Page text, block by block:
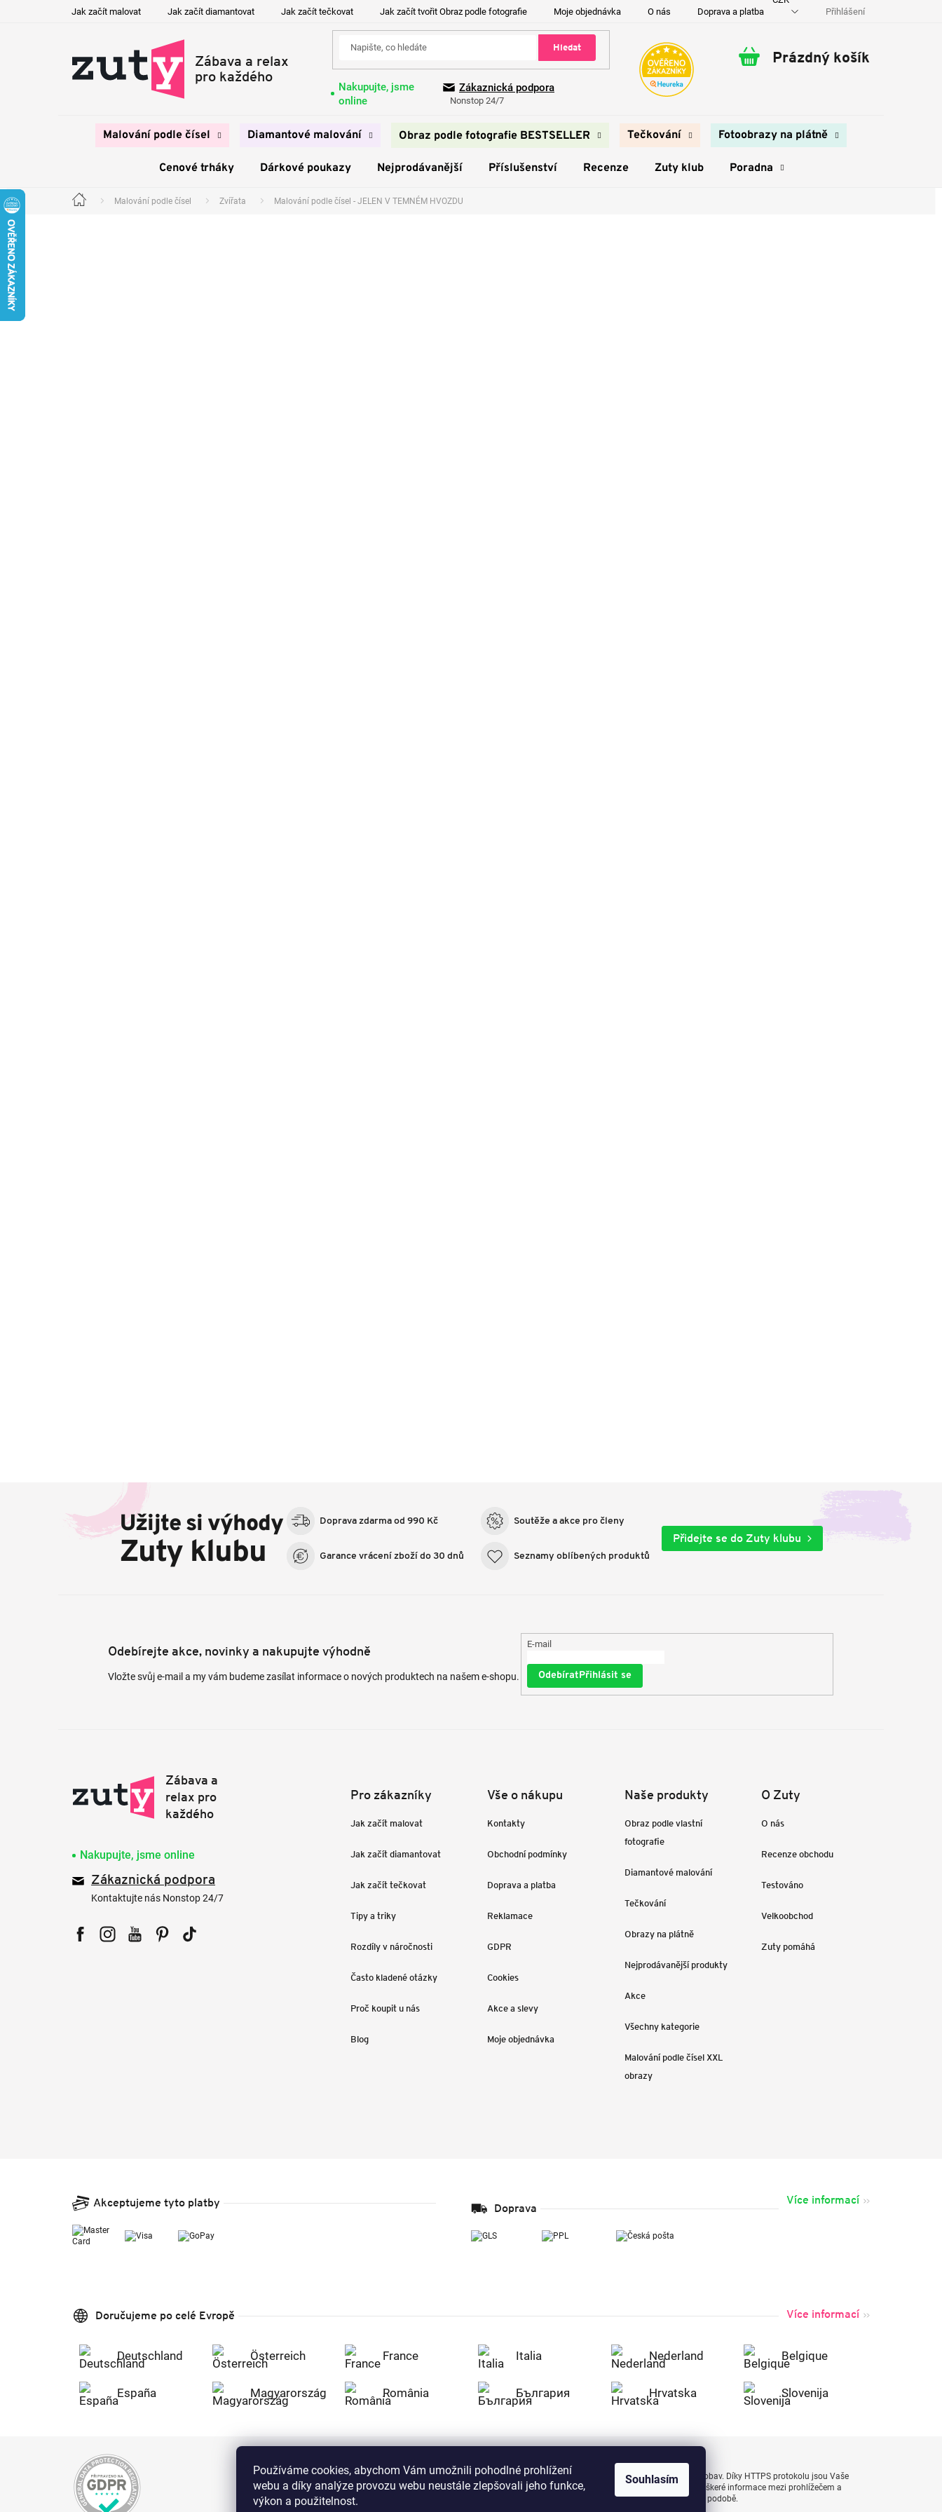
Používáme cookies, abychom Vám umožnili pohodlné prohlížení
webu a díky analýze provozu webu neustále zlepšovali jeho funkce,
výkon a použitelnost.
Souhlasím
Jak začít malovat Jak začít diamantovat Jak začít tečkovat Jak začít tvořit Obraz podle fotografie Moje objednávka O nás Doprava a platba Kontakty Přihlášení
Hledat
Nakupujte, jsme
online
Zákaznická podpora
Nonstop 24/7
Nákupní
Prázdný košík
Malování podle čísel Diamantové malování Obraz podle fotografie BESTSELLER Tečkování Fotoobrazy na plátně
Cenové trháky Dárkové poukazy Nejprodávanější Příslušenství Recenze Zuty klub Poradna
Domů Malování podle čísel Zvířata Malování podle čísel - JELEN V TEMNÉM HVOZDU
Užijte si výhody
Zuty klubu
Doprava zdarma od 990 Kč
Garance vrácení zboží do 30 dnů
Soutěže a akce pro členy
Seznamy oblíbených produktů
Přidejte se do Zuty klubu
Odebírejte akce, novinky a nakupujte výhodně
Vložte svůj e-mail a my vám budeme zasílat informace o nových produktech na našem e-shopu.
E-mail
Přihlásit se
Nakupujte, jsme online
Zákaznická podpora
Kontaktujte nás Nonstop 24/7
Pro zákazníky
Jak začít malovat
Jak začít diamantovat
Jak začít tečkovat
Tipy a triky
Rozdíly v náročnosti
Často kladené otázky
Proč koupit u nás
Blog
Vše o nákupu
Kontakty
Obchodní podmínky
Doprava a platba
Reklamace
GDPR
Cookies
Akce a slevy
Moje objednávka
Naše produkty
Obraz podle vlastní
fotografie
Diamantové malování
Tečkování
Obrazy na plátně
Nejprodávanější produkty
Akce
Všechny kategorie
Malování podle čísel XXL
obrazy
O Zuty
O nás
Recenze obchodu
Testováno
Velkoobchod
Zuty pomáhá
Akceptujeme tyto platby Doprava
Více informací
Doručujeme po celé Evropě Více informací
Deutschland Österreich France Italia Nederland Belgique
España Magyarország România България Hrvatska Slovenija
Nakupujte na Zuty bezpečně a bez obav. Díky HTTPS protokolu jsou Vaše
citlivá data v naprostém bezpečí, veškeré informace mezi prohlížečem a
serverem se přenášejí v zašifrované podobě.